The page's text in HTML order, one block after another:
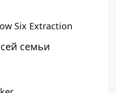
Six Extraction
семьи